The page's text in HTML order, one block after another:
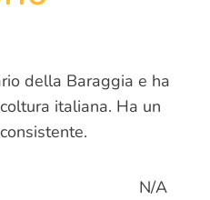
della Baraggia e ha
italiana. Ha un
N/A